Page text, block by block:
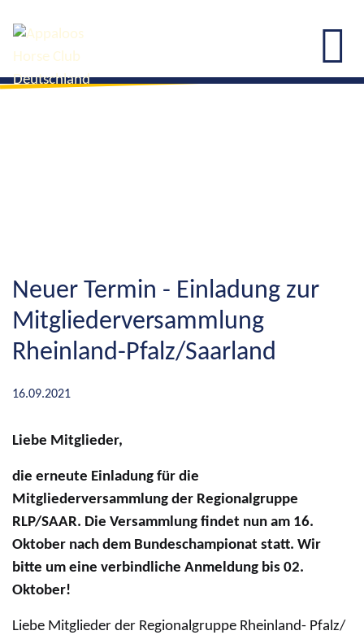
Neuer Termin - Einladung zur
Mitgliederversammlung
Rheinland-Pfalz/Saarland
16.09.2021
Liebe Mitglieder,
die erneute Einladung für die
Mitgliederversammlung der Regionalgruppe
RLP/SAAR. Die Versammlung findet nun am 16.
Oktober nach dem Bundeschampionat statt. Wir
bitte um eine verbindliche Anmeldung bis 02.
Oktober!
Liebe Mitglieder der Regionalgruppe Rheinland- Pfalz/